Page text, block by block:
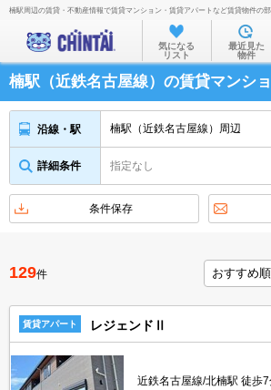
お部屋を探す
沿線・駅から
住所から
家賃相場から
物件特集から
不動産会社
TOP
楠駅周辺の賃貸・不動産情報で賃貸マンション・賃貸アパートなど賃貸物件の
気になる
リスト
最近見た
物件
楠駅（近鉄名古屋線）の賃貸マンシ
沿線・駅 楠駅（近鉄名古屋線）周辺
詳細条件 指定なし
条件保存
129件
賃貸アパート レジェンドⅡ
近鉄名古屋線/北楠駅 徒歩